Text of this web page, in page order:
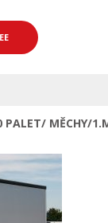
PALET/ MĚCHY/